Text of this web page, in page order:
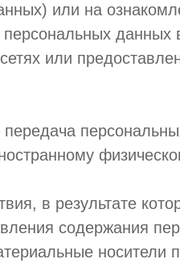
или на
или
в результате
содержания
носители